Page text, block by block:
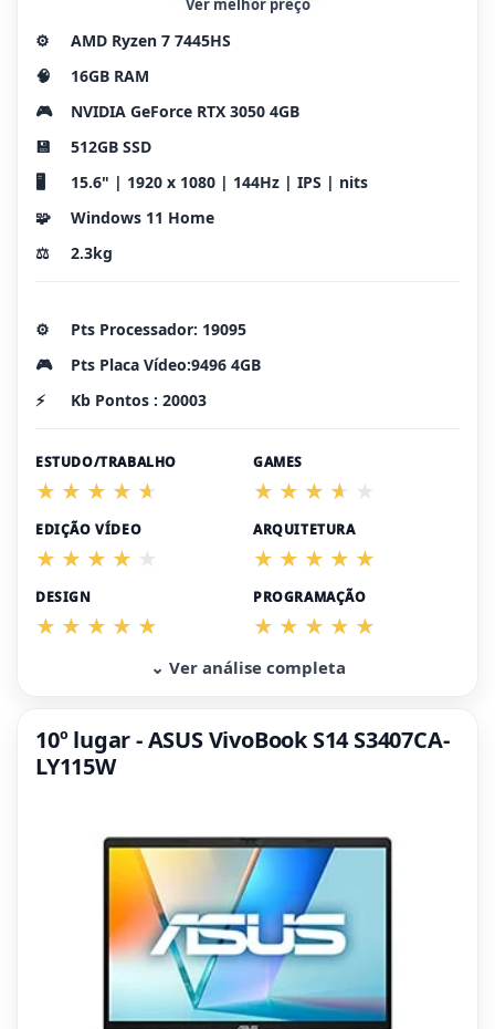
Ver melhor preço
⚙️
AMD Ryzen 7 7445HS
🧠
16GB RAM
🎮
NVIDIA GeForce RTX 3050 4GB
💾
512GB SSD
🖥️
15.6" | 1920 x 1080 | 144Hz | IPS | nits
🧩
Windows 11 Home
⚖️
2.3kg
⚙️
Pts Processador: 19095
🎮
Pts Placa Vídeo:9496 4GB
⚡
Kb Pontos : 20003
ESTUDO/TRABALHO GAMES
EDIÇÃO VÍDEO ARQUITETURA
DESIGN PROGRAMAÇÃO
⌄ Ver análise completa
10º lugar - ASUS VivoBook S14 S3407CA-
LY115W